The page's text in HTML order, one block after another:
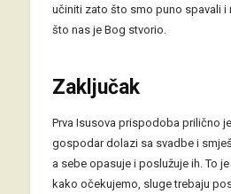
učiniti zato što smo puno spavali i
što nas je Bog stvorio.
Zaključak
Prva Isusova prispodoba prilično
gospodar dolazi sa svadbe i
a sebe opasuje i poslužuje ih. To
kako očekujemo, sluge trebaju